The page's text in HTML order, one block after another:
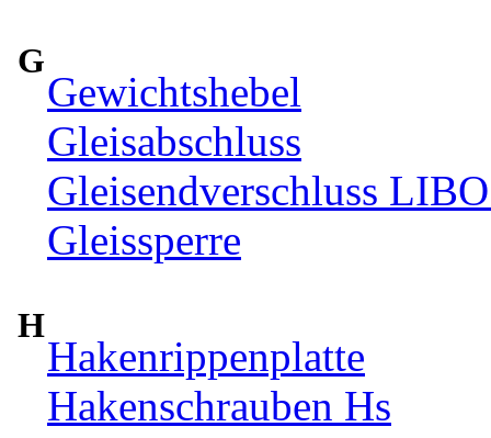
G
Gewichtshebel
Gleisabschluss
Gleisendverschluss
Gleissperre
H
Hakenrippenplatte
Hakenschrauben Hs